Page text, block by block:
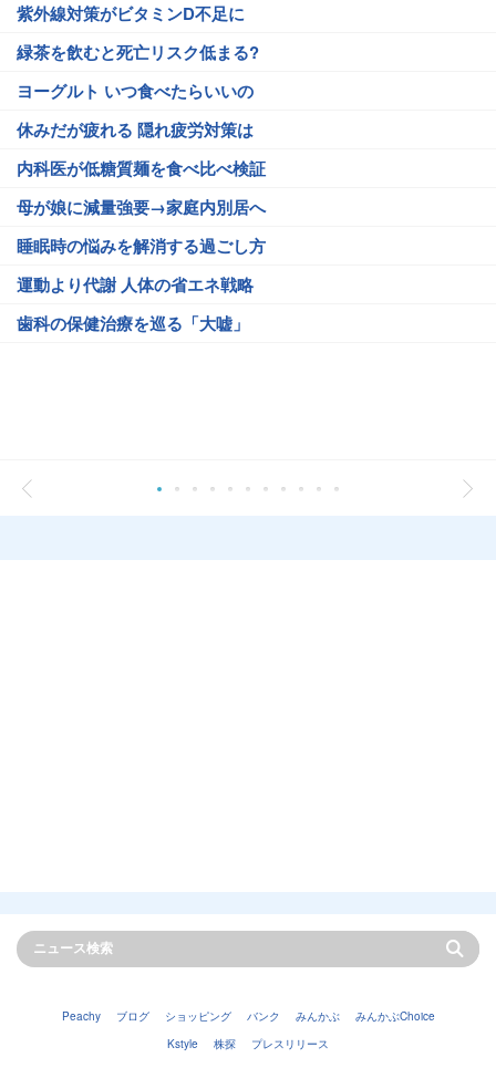
紫外線対策がビタミンD不足に
緑茶を飲むと死亡リスク低まる?
ヨーグルト いつ食べたらいいの
休みだが疲れる 隠れ疲労対策は
内科医が低糖質麺を食べ比べ検証
母が娘に減量強要→家庭内別居へ
睡眠時の悩みを解消する過ごし方
運動より代謝 人体の省エネ戦略
歯科の保健治療を巡る「大嘘」
Peachy ブログ ショッピング バンク みんかぶ
みんかぶChoice
Kstyle
株探 プレスリリース